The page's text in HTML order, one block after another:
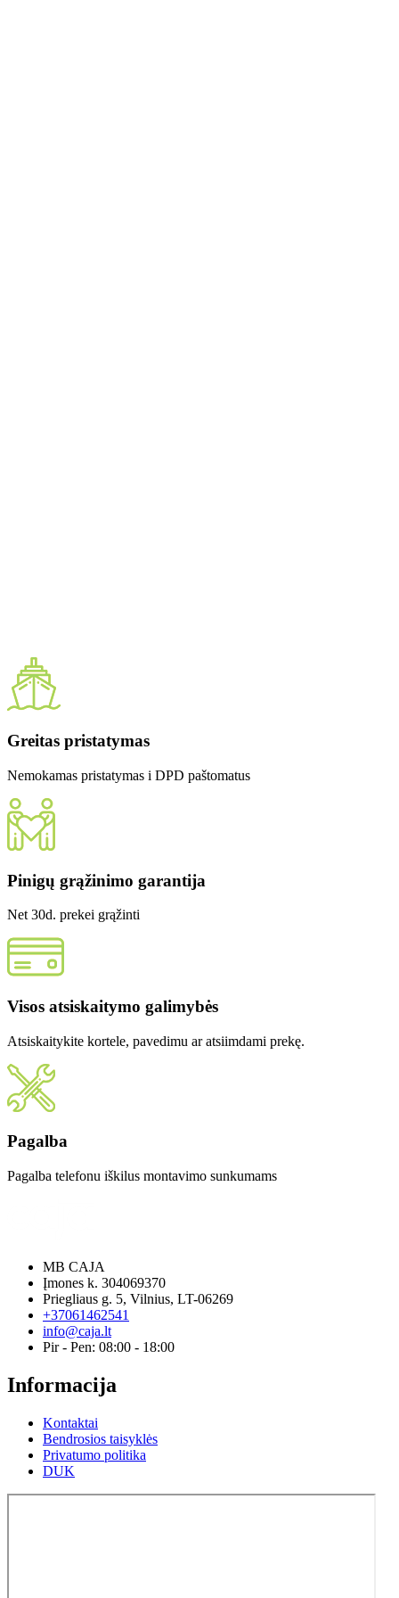
Greitas pristatymas
Nemokamas pristatymas i DPD paštomatus
Pinigų grąžinimo garantija
Net 30d. prekei grąžinti
Visos atsiskaitymo galimybės
Atsiskaitykite kortele, pavedimu ar atsiimdami prekę.
Pagalba
Pagalba telefonu iškilus montavimo sunkumams
MB CAJA
Įmones k. 304069370
Priegliaus g. 5, Vilnius, LT-06269
+37061462541
info@caja.lt
Pir - Pen: 08:00 - 18:00
Informacija
Kontaktai
Bendrosios taisyklės
Privatumo politika
DUK